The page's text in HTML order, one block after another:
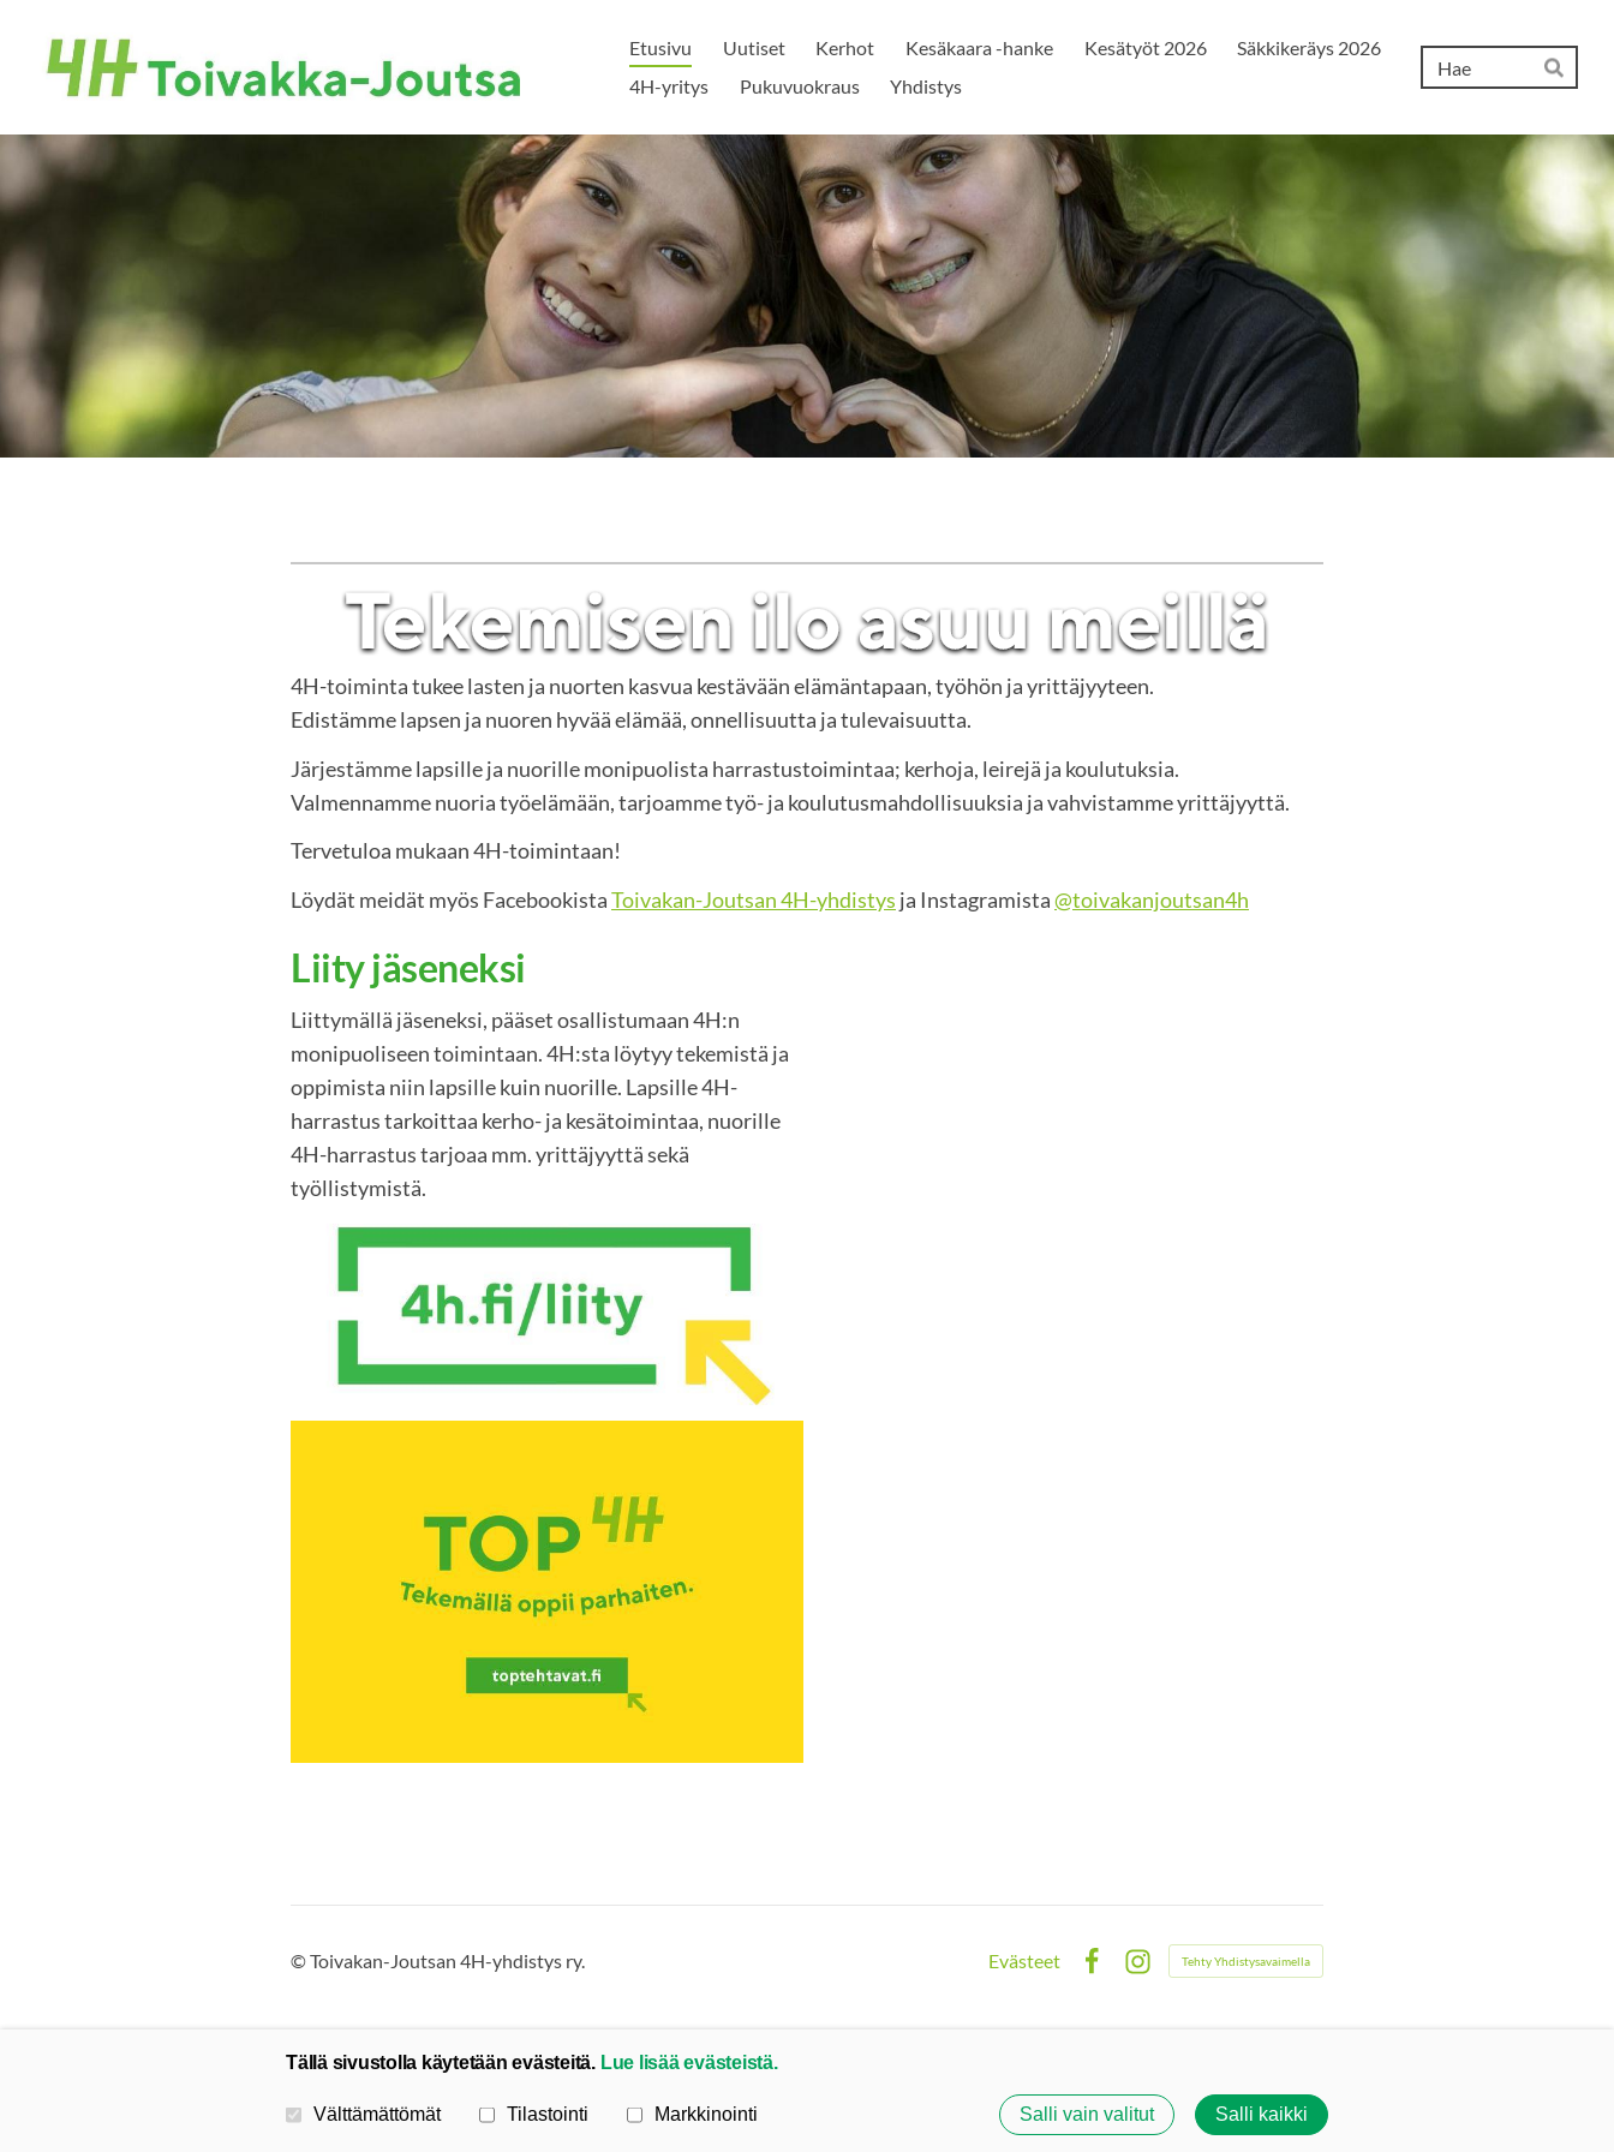
sivun
sisältöön
Toivakan-Joutsan 4H-yhdistys ry.
Etusivu Uutiset Kerhot Kesäkaara -hanke Kesätyöt 2026
Säkkikeräys 2026
4H-yritys
Pukuvuokraus Yhdistys Hae
4H-toiminta tukee lasten ja nuorten kasvua kestävään elämäntapaan, työhön ja yrittäjyyteen.
Edistämme lapsen ja nuoren hyvää elämää, onnellisuutta ja tulevaisuutta.
Järjestämme lapsille ja nuorille monipuolista harrastustoimintaa; kerhoja, leirejä ja koulutuksia.
Valmennamme nuoria työelämään, tarjoamme työ- ja koulutusmahdollisuuksia ja vahvistamme yrittäjyyttä.
Tervetuloa mukaan 4H-toimintaan!
Löydät meidät myös FacebookistaToivakan-Joutsan 4H-yhdistys ja Instagramista@toivakanjoutsan4h
Liity jäseneksi
Liittymällä jäseneksi, pääset osallistumaan 4H:n
monipuoliseen toimintaan. 4H:sta löytyy tekemistä ja
oppimista niin lapsille kuin nuorille. Lapsille 4H-
harrastus tarkoittaa kerho- ja kesätoimintaa, nuorille
4H-harrastus tarjoaa mm. yrittäjyyttä sekä
työllistymistä.
©Toivakan-Joutsan 4H-yhdistys ry.
Evästeet
Instagram
Tehty Yhdistysavaimella
Tällä sivustolla käytetään evästeitä. Lue lisää evästeistä.
Valitse käytettävät evästeet
Välttämättömät Tilastointi Markkinointi Salli vain valitut Salli kaikki